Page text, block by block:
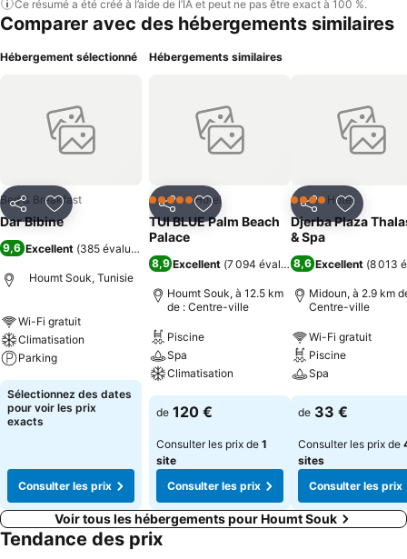
Ce résumé a été créé à l’aide de l’IA et peut ne pas être exact à 100 %.
Comparer avec des hébergements similaires
Hébergement sélectionné
PartagerAjouter à mes favoris
Bed & Breakfast
Dar Bibine
9,6 Excellent (385 évaluations
Houmt Souk, Tunisie
Wi-Fi gratuit
Climatisation
Parking
Sélectionnez des dates
pour voir les prix
exacts
Consulter les prix
Hébergements similaires
PartagerAjouter à mes favoris
5 Étoiles Hôtel
TUI BLUE Palm Beach
Palace
8,9 Excellent (7 094 évaluations)
Houmt Souk, à 12.5 km
de : Centre-ville
Piscine
Spa
Climatisation
de 120 €
Consulter les prix de 1
site
Consulter les prix
PartagerAjouter
4 ÉtoilesHôtel
Djerba Plaza
& Spa
8,6 Excellent (8 013
Midoun, à 2.9 km
Centre-ville
Wi-Fi gratuit
Piscine
Spa
de 33 €
Consulter les prix de
sites
Consulter les prix
Voir tous les hébergements pour Houmt Souk
Tendance des prix